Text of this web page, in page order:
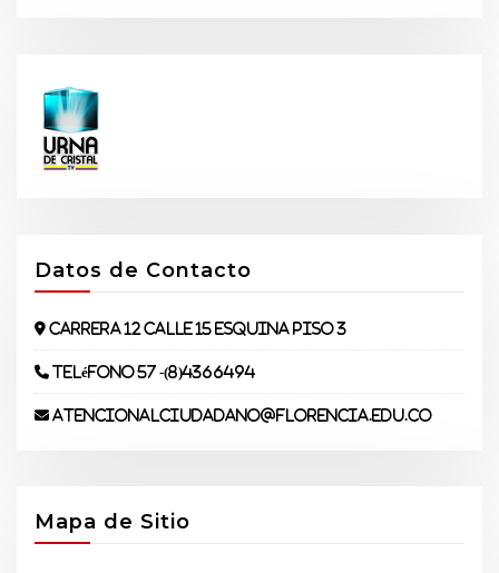
Datos de Contacto
Carrera 12 Calle 15 Esquina piso 3
Teléfono 57 -(8)4366494
atencionalciudadano@florencia.edu.co
Mapa de Sitio